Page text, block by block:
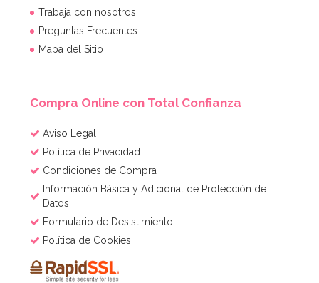
AÑADIR
Trabaja con nosotros
Preguntas Frecuentes
Mapa del Sitio
Compra Online con Total Confianza
Aviso Legal
Política de Privacidad
Condiciones de Compra
Información Básica y Adicional de Protección de
Datos
Formulario de Desistimiento
Política de Cookies